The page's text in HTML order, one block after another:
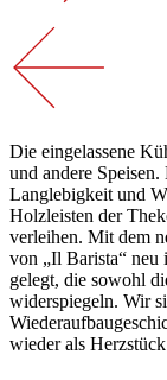
Die eingelassene
und andere
Langlebigkeit und
Holzleisten der
verleihen. Mit dem
von „Il Barista“ neu
gelegt, die sowohl
widerspiegeln. Wir
wieder als